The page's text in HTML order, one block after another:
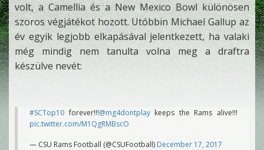
volt, a Camellia és a New Mexico Bowl különösen
szoros végjátékot hozott. Utóbbin Michael Gallup az
év egyik legjobb elkapásával jelentkezett, ha valaki
még mindig nem tanulta volna meg a draftra
készülve nevét:
#SCTop10 forever!!!@mg4dontplaykeeps the Rams alive!!!
pic.twitter.com/M1QgRMBscO
— CSU Rams Football (@CSUFootball)December 17, 2017